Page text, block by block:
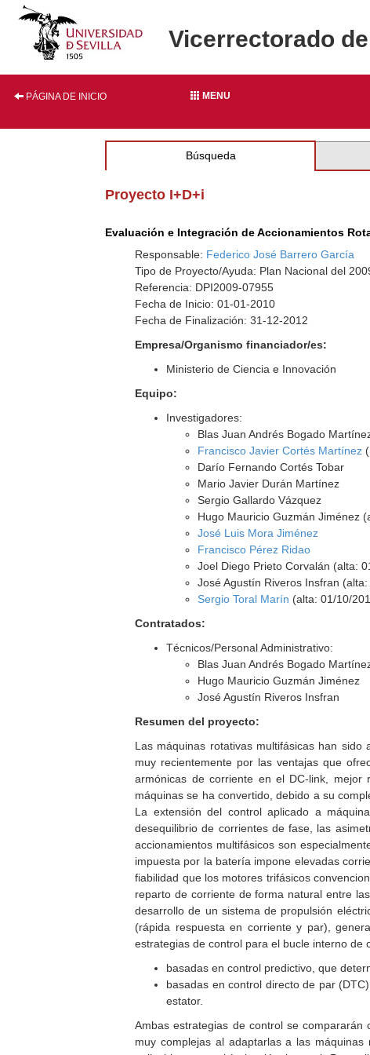
Vicerrectorado
PÁGINA DE INICIO MENU
Búsqueda
Proyecto I+D+i
Evaluación e Integración de Accionamientos
Responsable: Federico José Barrero García
Tipo de Proyecto/Ayuda: Plan Nacional del
Referencia: DPI2009-07955
Fecha de Inicio: 01-01-2010
Fecha de Finalización: 31-12-2012
Empresa/Organismo financiador/es:
Ministerio de Ciencia e Innovación
Equipo:
Investigadores:
Blas Juan Andrés Bogado
Francisco Javier Cortés Martínez
Darío Fernando Cortés Tobar
Mario Javier Durán Martínez
Sergio Gallardo Vázquez
Hugo Mauricio Guzmán Jiménez
José Luis Mora Jiménez
Francisco Pérez Ridao
Joel Diego Prieto Corvalán (alta:
José Agustín Riveros Insfran
Sergio Toral Marín (alta: 01/10/
Contratados:
Técnicos/Personal Administrativo:
Blas Juan Andrés Bogado
Hugo Mauricio Guzmán Jiménez
José Agustín Riveros Insfran
Resumen del proyecto:
Las máquinas rotativas multifásicas han
muy recientemente por las ventajas que
armónicas de corriente en el DC-link,
máquinas se ha convertido, debido a su
La extensión del control aplicado a
desequilibrio de corrientes de fase, las
accionamientos multifásicos son
impuesta por la batería impone elevadas
fiabilidad que los motores trifásicos
reparto de corriente de forma natural entre
desarrollo de un sistema de propulsión
(rápida respuesta en corriente y par),
estrategias de control para el bucle interno de
basadas en control predictivo, que
basadas en control directo de par
estator.
Ambas estrategias de control se compararán
muy complejas al adaptarlas a las